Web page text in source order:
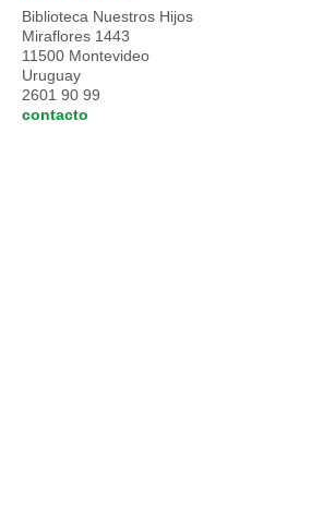
Biblioteca Nuestros Hijos
Miraflores 1443
11500 Montevideo
Uruguay
2601 90 99
contacto